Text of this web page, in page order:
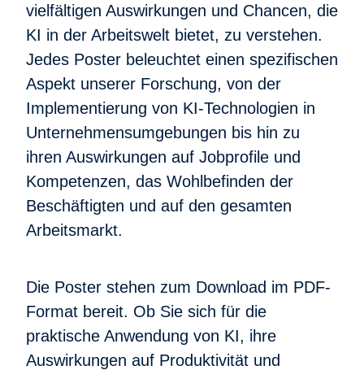
vielfältigen Auswirkungen und Chancen, die
KI in der Arbeitswelt bietet, zu verstehen.
Jedes Poster beleuchtet einen spezifischen
Aspekt unserer Forschung, von der
Implementierung von KI-Technologien in
Unternehmensumgebungen bis hin zu
ihren Auswirkungen auf Jobprofile und
Kompetenzen, das Wohlbefinden der
Beschäftigten und auf den gesamten
Arbeitsmarkt.
Die Poster stehen zum Download im PDF-
Format bereit. Ob Sie sich für die
praktische Anwendung von KI, ihre
Auswirkungen auf Produktivität und